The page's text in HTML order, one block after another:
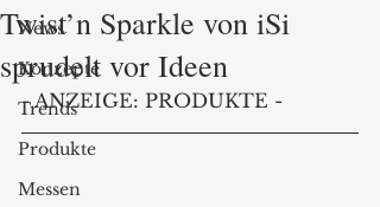
News
Konzepte
Trends
Produkte
Messen
Twist’n Sparkle von iSi
sprudelt vor Ideen
- ANZEIGE: PRODUKTE -